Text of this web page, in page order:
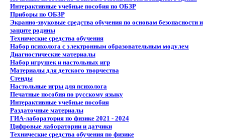
Интерактивные учебные пособия по ОБЗР
Приборы по ОБЗР
Экранно-звуковые средства обучения по основам безопасности и
защите родины
Технические средства обучения
Набор психолога с электронным образовательным модулем
Диагностические материалы
Набор игрушек и настольных игр
Материалы для детского творчества
Стенды
Настольные игры для психолога
Печатные пособия по русскому языку
Интерактивные учебные пособия
Раздаточные материалы
ГИА-лаборатория по физике 2021 - 2024
Цифровые лаборатории и датчики
Технические средства обучения по физике